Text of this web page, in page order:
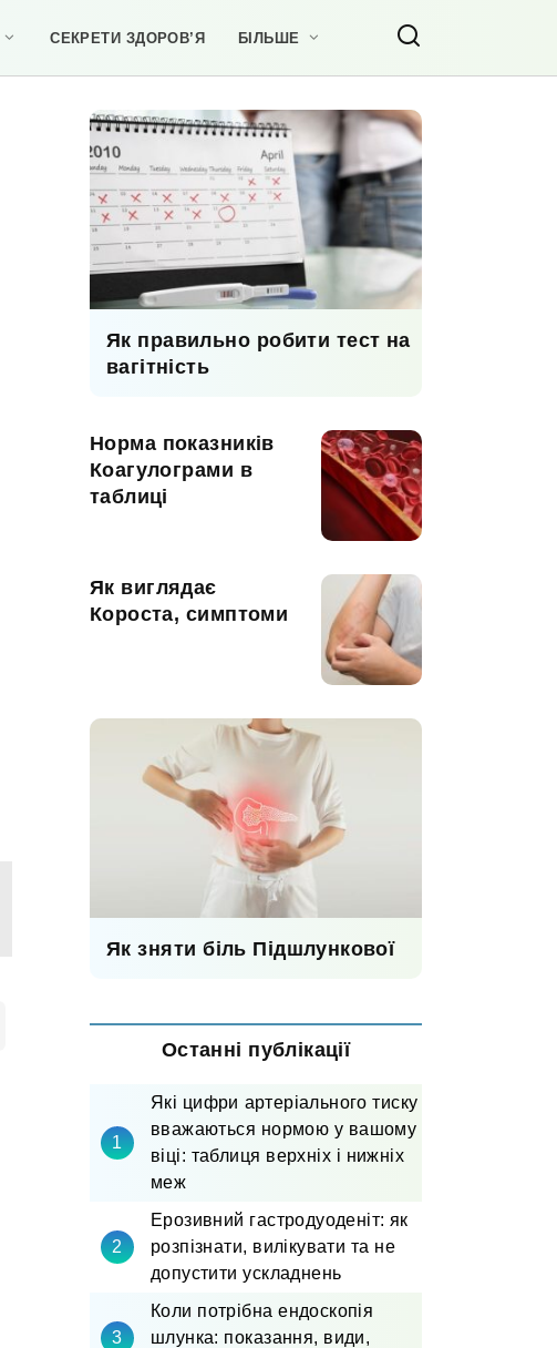
СЕКРЕТИ ЗДОРОВ’Я БІЛЬШЕ
Як правильно робити тест на
вагітність
Норма показників
Коагулограми в
таблиці
Як виглядає
Короста, симптоми
Як зняти біль Підшлункової
Останні публікації
Які цифри артеріального тиску
вважаються нормою у вашому
віці: таблиця верхніх і нижніх
меж
Ерозивний гастродуоденіт: як
розпізнати, вилікувати та не
допустити ускладнень
Коли потрібна ендоскопія
шлунка: показання, види,